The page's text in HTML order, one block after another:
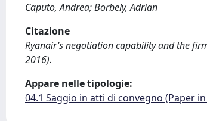
Caputo, Andrea; Borbely, Adrian
Citazione
Ryanair’s negotiation capability and the
2016).
Appare nelle tipologie:
04.1 Saggio in atti di convegno (Paper